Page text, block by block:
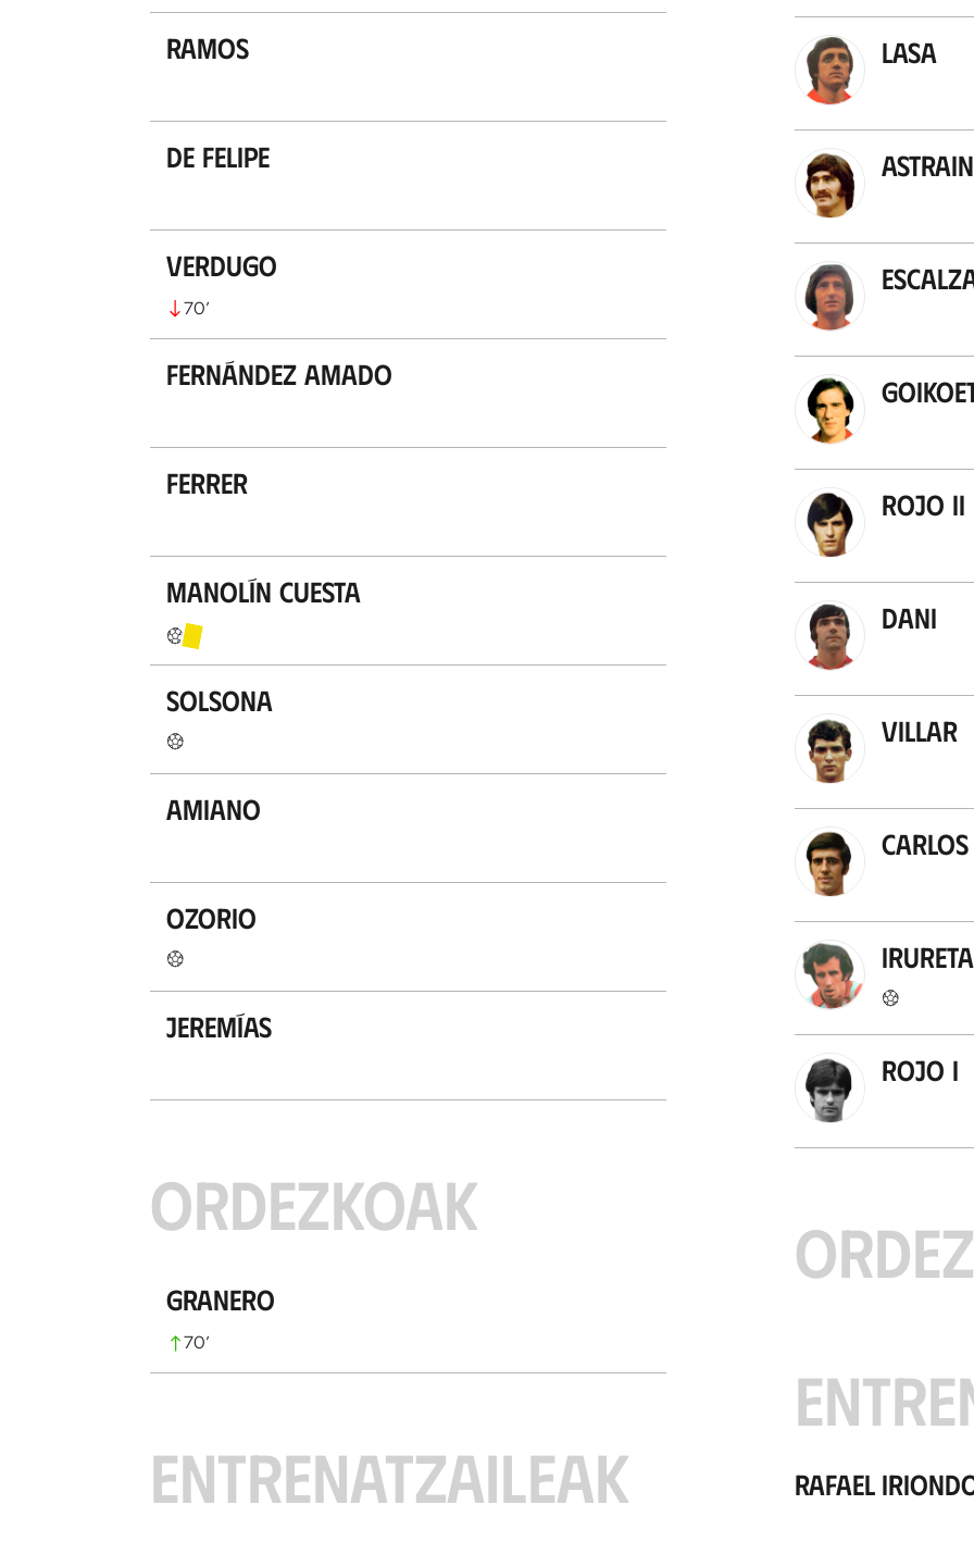
Ramos
De Felipe
Verdugo
70’
Fernández Amado
Ferrer
Manolín Cuesta
Solsona
Amiano
Ozorio
Jeremías
ORDEZKOAK
Granero
70’
ENTRENATZAILEAK
Lasa
Astrain
Rojo II
Dani
Villar
Carlos
Irureta
Rojo I
Rafael